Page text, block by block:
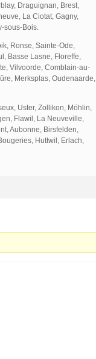
Draguignan, Brest,
La Ciotat, Gagny,
sous-Bois.
Ronse, Sainte-Ode,
Basse Lasne, Floreffe,
Vilvoorde, Comblain-au-
Merksplas, Oudenaarde,
Uster, Zollikon, Möhlin,
Flawil, La Neuveville,
Aubonne, Birsfelden,
Huttwil, Erlach,